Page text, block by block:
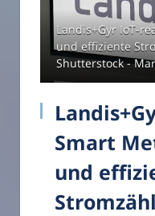
Landis+Gyr IoT-
und effiziente
Shutterstock -
Smart
und